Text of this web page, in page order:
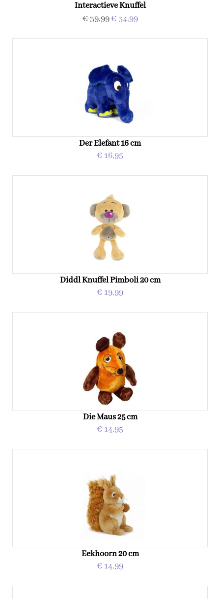
Interactieve Knuffel
€ 39,99€ 34,99
Der Elefant 16 cm
€ 16,95
Diddl Knuffel Pimboli 20 cm
€ 19,99
Die Maus 25 cm
€ 14,95
Eekhoorn 20 cm
€ 14,99